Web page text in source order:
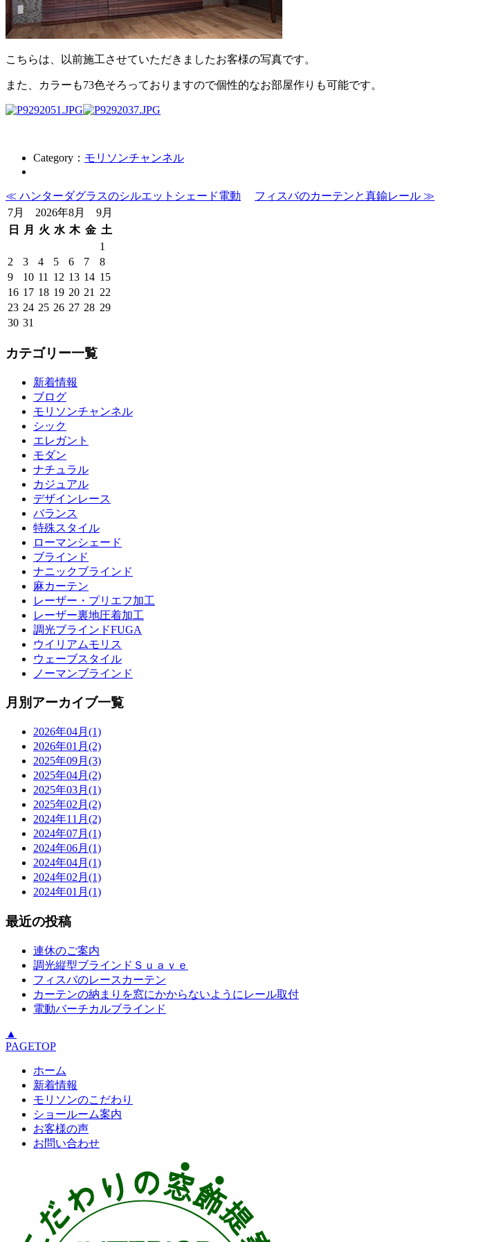
こちらは、以前施工させていただきましたお客様の写真です。
また、カラーも73色そろっておりますので個性的なお部屋作りも可能です。
Category： モリソンチャンネル
≪ ハンターダグラスのシルエットシェード電動
フィスバのカーテンと真鍮レール ≫
7月 2026年8月 9月
日
月 火 水 木 金 土
1
2
3 4 5 6 7
8
9
10 11 12 13 14 15
16 17 18 19 20 21
22
23 24 25 26 27 28 29
30 31
カテゴリー一覧
新着情報
ブログ
モリソンチャンネル
シック
エレガント
モダン
ナチュラル
カジュアル
デザインレース
バランス
特殊スタイル
ローマンシェード
ブラインド
ナニックブラインド
麻カーテン
レーザー・プリエフ加工
レーザー裏地圧着加工
調光ブラインドFUGA
ウイリアムモリス
ウェーブスタイル
ノーマンブラインド
月別アーカイブ一覧
2026年04月(1)
2026年01月(2)
2025年09月(3)
2025年04月(2)
2025年03月(1)
2025年02月(2)
2024年11月(2)
2024年07月(1)
2024年06月(1)
2024年04月(1)
2024年02月(1)
2024年01月(1)
最近の投稿
連休のご案内
調光縦型ブラインドＳｕａｖｅ
フィスバのレースカーテン
カーテンの納まりを窓にかからないようにレール取付
電動バーチカルブラインド
▲
PAGETOP
ホーム
新着情報
モリソンのこだわり
ショールーム案内
お客様の声
お問い合わせ